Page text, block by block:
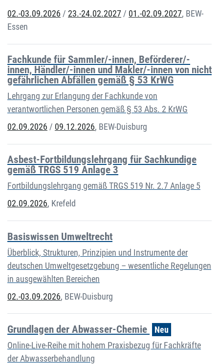
02.-03.09.2026 / 23.-24.02.2027 / 01.-02.09.2027, BEW-
Essen
Fachkunde für Sammler/-innen, Beförderer/-
innen, Händler/-innen und Makler/-innen von nicht
gefährlichen Abfällen gemäß § 53 KrWG
Lehrgang zur Erlangung der Fachkunde von
verantwortlichen Personen gemäß § 53 Abs. 2 KrWG
02.09.2026 / 09.12.2026, BEW-Duisburg
Asbest-Fortbildungslehrgang für Sachkundige
gemäß TRGS 519 Anlage 3
Fortbildungslehrgang gemäß TRGS 519 Nr. 2.7 Anlage 5
02.09.2026, Krefeld
Basiswissen Umweltrecht
Überblick, Strukturen, Prinzipien und Instrumente der
deutschen Umweltgesetzgebung – wesentliche Regelungen
in ausgewählten Bereichen
02.-03.09.2026, BEW-Duisburg
Grundlagen der Abwasser-Chemie
Neu
Online-Live-Reihe mit hohem Praxisbezug für Fachkräfte
der Abwasserbehandlung